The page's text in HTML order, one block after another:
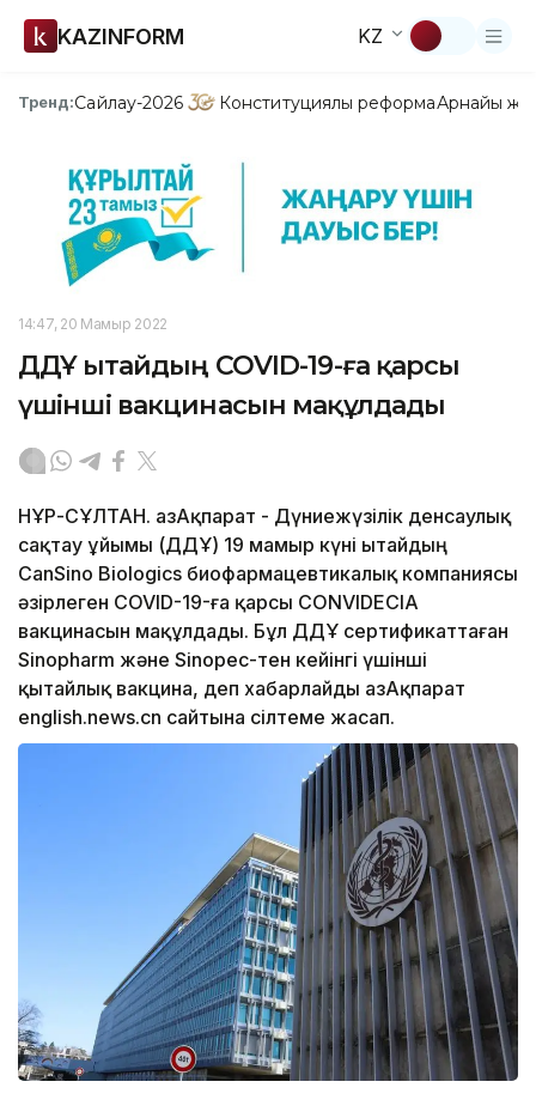
KAZINFORM KZ
Тренд:Сайлау-2026 Конституциялық реформаАрнайы
14:47, 20 Мамыр 2022
ДДҰ Қытайдың COVID-19-ға қарсы
үшінші вакцинасын мақұлдады
НҰР-СҰЛТАН. ҚазАқпарат - Дүниежүзілік денсаулық
сақтау ұйымы (ДДҰ) 19 мамыр күні Қытайдың
CanSino Biologics биофармацевтикалық компаниясы
әзірлеген COVID-19-ға қарсы CONVIDECIA
вакцинасын мақұлдады. Бұл ДДҰ сертификаттаған
Sinopharm және Sinopec-тен кейінгі үшінші
қытайлық вакцина, деп хабарлайды ҚазАқпарат
еnglish.news.cn сайтына сілтеме жасап.